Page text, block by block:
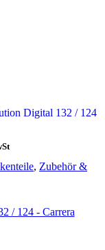
Digital 132 / 124
, Zubehör &